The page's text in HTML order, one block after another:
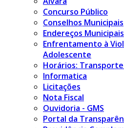
Concurso Público
Conselhos Municipais
Endereços Municipais
Enfrentamento à
Adolescente
Horários:
Informatica
Licitações
Nota Fiscal
Ouvidoria - GMS
Portal da